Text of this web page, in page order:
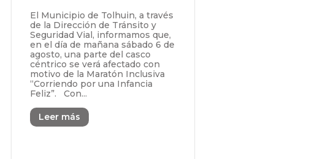
El Municipio de Tolhuin, a través
de la Dirección de Tránsito y
Seguridad Vial, informamos que,
en el día de mañana sábado 6 de
agosto, una parte del casco
céntrico se verá afectado con
motivo de la Maratón Inclusiva
“Corriendo por una Infancia
Feliz”. Con...
Leer más